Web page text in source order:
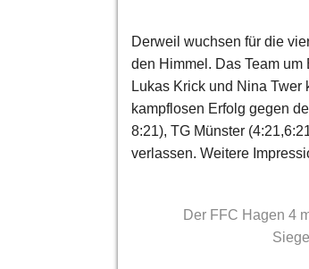
Derweil wuchsen für die
den Himmel. Das Team
Lukas Krick und Nina
kampflosen Erfolg gegen
8:21), TG Münster
verlassen. Weitere
Der FFC Hagen 4